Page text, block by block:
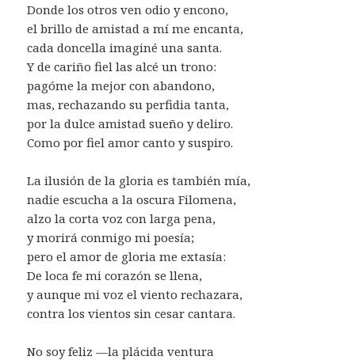
Donde los otros ven odio y encono,
el brillo de amistad a mí me encanta,
cada doncella imaginé una santa.
Y de cariño fiel las alcé un trono:
pagóme la mejor con abandono,
mas, rechazando su perfidia tanta,
por la dulce amistad sueño y deliro.
Como por fiel amor canto y suspiro.
La ilusión de la gloria es también mía,
nadie escucha a la oscura Filomena,
alzo la corta voz con larga pena,
y morirá conmigo mi poesía;
pero el amor de gloria me extasía:
De loca fe mi corazón se llena,
y aunque mi voz el viento rechazara,
contra los vientos sin cesar cantara.
No soy feliz —la plácida ventura